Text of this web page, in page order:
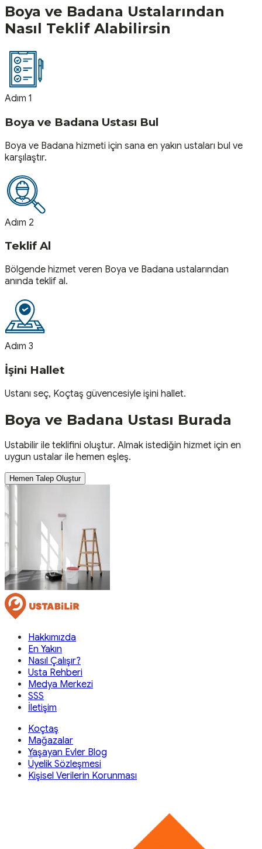
Boya ve Badana Ustalarından
Nasıl Teklif Alabilirsin
Adım 1
Boya ve Badana Ustası Bul
Boya ve Badana hizmeti için sana en yakın ustaları bul ve
karşılaştır.
Adım 2
Teklif Al
Bölgende hizmet veren Boya ve Badana ustalarından
anında teklif al.
Adım 3
İşini Hallet
Ustanı seç, Koçtaş güvencesiyle işini hallet.
Boya ve Badana Ustası Burada
Ustabilir ile teklifini oluştur. Almak istediğin hizmet için en
uygun ustalar ile hemen eşleş.
Hemen Talep Oluştur
Hakkımızda
En Yakın
Nasıl Çalışır?
Usta Rehberi
Medya Merkezi
SSS
İletişim
Koçtaş
Mağazalar
Yaşayan Evler Blog
Üyelik Sözleşmesi
Kişisel Verilerin Korunması